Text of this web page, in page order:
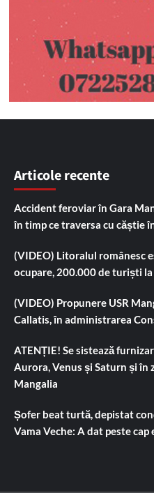
Articole recente
Accident feroviar în Gara
în timp ce traversa cu căștie
(VIDEO) Litoralul românesc
ocupare, 200.000 de turiști
(VIDEO) Propunere USR
Callatis, în administrarea
ATENȚIE! Se sistează
Aurora, Venus și Saturn și în
Mangalia
Șofer beat turtă, depistat
Vama Veche: A dat peste